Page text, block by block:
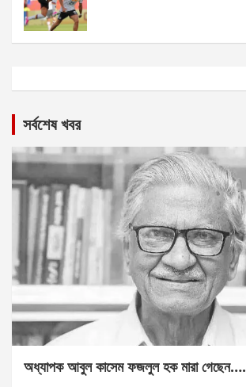
সর্বশেষ খবর
অধ্যাপক আবুল কাসেম ফজলুল হক মারা গেছেন….